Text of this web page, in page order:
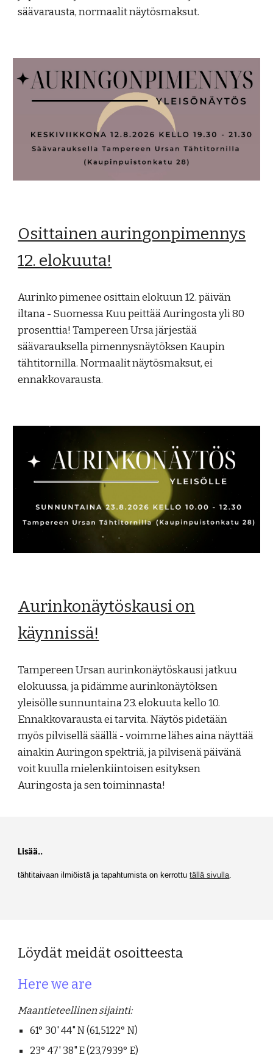
säävarausta, normaalit näytösmaksut.
Osittainen auringonpimennys
12. elokuuta!
Aurinko pimenee osittain elokuun 12. päivän
iltana - Suomessa Kuu peittää Auringosta yli 80
prosenttia! Tampereen Ursa järjestää
säävarauksella pimennysnäytöksen Kaupin
tähtitornilla. Normaalit näytösmaksut, ei
ennakkovarausta.
Aurinkonäytöskausi on
käynnissä!
Tampereen Ursan aurinkonäytöskausi jatkuu
elokuussa, ja pidämme aurinkonäytöksen
yleisölle sunnuntaina 23. elokuuta kello 10.
Ennakkovarausta ei tarvita. Näytös pidetään
myös pilvisellä säällä - voimme lähes aina näyttää
ainakin Auringon spektriä, ja pilvisenä päivänä
voit kuulla mielenkiintoisen esityksen
Auringosta ja sen toiminnasta!
Lisää..
tähtitaivaan ilmiöistä ja tapahtumista on kerrottu tällä sivulla
Löydät meidät osoitteesta
Here we are
Maantieteellinen sijainti:
61° 30' 44" N (61,5122° N)
23° 47' 38" E (23,7939° E)